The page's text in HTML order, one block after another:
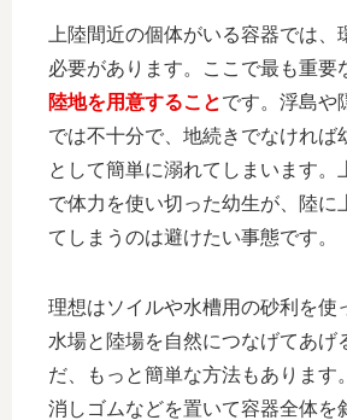
上陸間近の個体がいる容器では、
必要があります。ここで最も重要
陸地を用意することです。浮島や
では不十分で、地続きでなければ
として簡単に溺れてしまいます。
で体力を使い切った幼生が、陸に
てしまうのは避けたい事態です。
理想はソイルや水槽用の砂利を使
水場と陸場を自然につなげてあげ
だ、もっと簡単な方法もあります
消しゴムなどを置いて容器全体を